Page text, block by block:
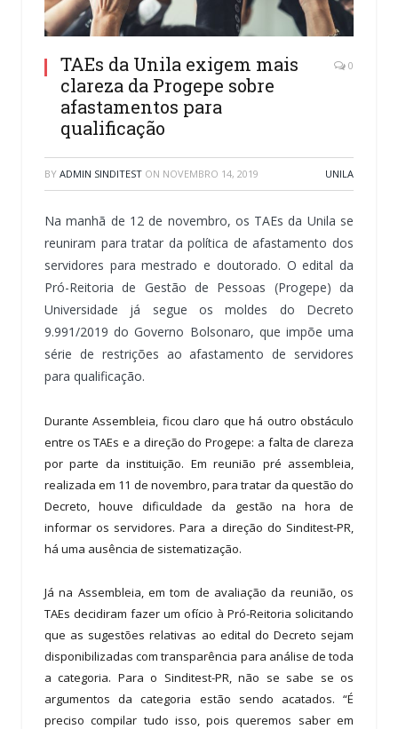
TAEs da Unila exigem mais
clareza da Progepe sobre
afastamentos para
qualificação
0
BY ADMIN SINDITEST ON NOVEMBRO 14, 2019 UNILA
Na manhã de 12 de novembro, os TAEs da Unila se
reuniram para tratar da política de afastamento dos
servidores para mestrado e doutorado. O edital da
Pró-Reitoria de Gestão de Pessoas (Progepe) da
Universidade já segue os moldes do Decreto
9.991/2019 do Governo Bolsonaro, que impõe uma
série de restrições ao afastamento de servidores
para qualificação.
Durante Assembleia, ficou claro que há outro obstáculo
entre os TAEs e a direção do Progepe: a falta de clareza
por parte da instituição. Em reunião pré assembleia,
realizada em 11 de novembro, para tratar da questão do
Decreto, houve dificuldade da gestão na hora de
informar os servidores. Para a direção do Sinditest-PR,
há uma ausência de sistematização.
Já na Assembleia, em tom de avaliação da reunião, os
TAEs decidiram fazer um ofício à Pró-Reitoria solicitando
que as sugestões relativas ao edital do Decreto sejam
disponibilizadas com transparência para análise de toda
a categoria. Para o Sinditest-PR, não se sabe se os
argumentos da categoria estão sendo acatados. “É
preciso compilar tudo isso, pois queremos saber em